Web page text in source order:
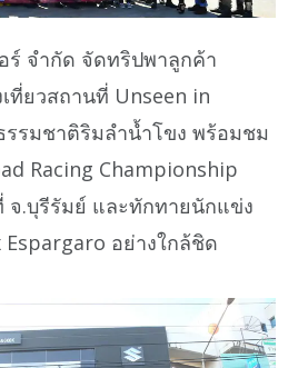
ร์ จำกัด จัดทริปพาลูกค้า
ที่ยวสถานที่ Unseen in
รมชาติริมลำน้ำโขง พร้อมชม
Racing Championship
จ.บุรีรัมย์ และทักทายนักแข่ง
Espargaro อย่างใกล้ชิด